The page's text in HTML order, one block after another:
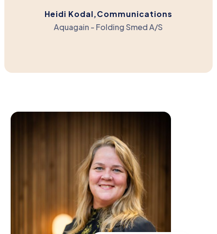
Heidi Kodal,Communications
Aquagain - Folding Smed A/S